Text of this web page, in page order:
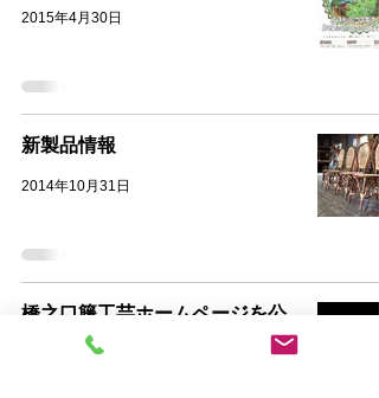
2015年4月30日
新製品情報
2014年10月31日
橋之口籐工芸ホームページを公